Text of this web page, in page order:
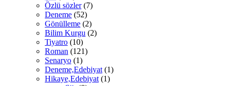
Özlü sözler (7)
Deneme (52)
Gönülleme (2)
Bilim Kurgu (2)
Tiyatro (10)
Roman (121)
Senaryo (1)
Deneme,Edebiyat (1)
Hikaye,Edebiyat (1)